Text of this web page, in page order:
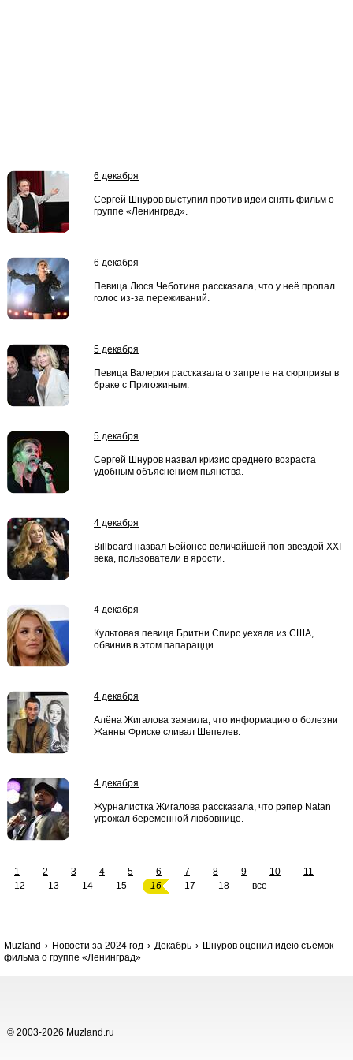
6 декабря
Сергей Шнуров выступил против идеи снять фильм о
группе «Ленинград».
6 декабря
Певица Люся Чеботина рассказала, что у неё пропал
голос из-за переживаний.
5 декабря
Певица Валерия рассказала о запрете на сюрпризы в
браке с Пригожиным.
5 декабря
Сергей Шнуров назвал кризис среднего возраста
удобным объяснением пьянства.
4 декабря
Billboard назвал Бейонсе величайшей поп-звездой XXI
века, пользователи в ярости.
4 декабря
Культовая певица Бритни Спирс уехала из США,
обвинив в этом папарацци.
4 декабря
Алёна Жигалова заявила, что информацию о болезни
Жанны Фриске сливал Шепелев.
4 декабря
Журналистка Жигалова рассказала, что рэпер Natan
угрожал беременной любовнице.
1 2 3 4 5 6 7 8 9 10
11
12
13 14 15 16 17 18 все
Muzland Новости за 2024 год Декабрь
Шнуров оценил идею съёмок
фильма о группе «Ленинград»
© 2003-2026 Muzland.ru